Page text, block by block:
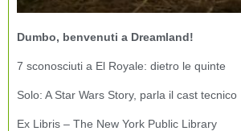
Dumbo, benvenuti a Dreamland!
7 sconosciuti a El Royale: dietro le quinte
Solo: A Star Wars Story, parla il cast tecnico
Ex Libris – The New York Public Library